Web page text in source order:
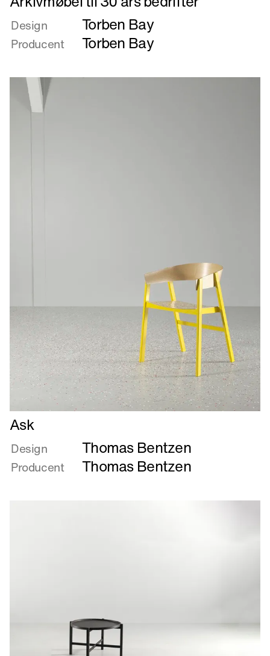
mere
om
Arkivmøbel
til
års
bedrifter
Design Torben Bay
Producent Torben Bay
Læs
mere
om
Ask
Ask
Design Thomas Bentzen
Producent Thomas Bentzen